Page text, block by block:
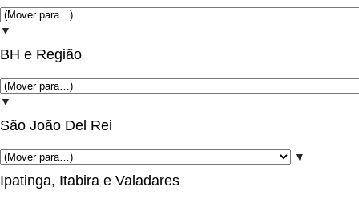
▼
BH e Região
▼
São João Del Rei
▼
Ipatinga, Itabira e Valadares